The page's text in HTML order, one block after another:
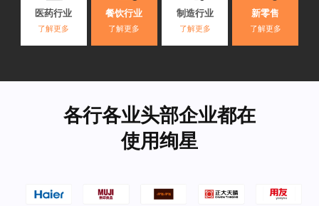
医药行业
了解更多
餐饮行业
了解更多
制造行业
了解更多
新零售
了解更多
各行各业头部企业都在
使用绚星